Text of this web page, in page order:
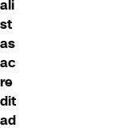
ali
st
as
ac
re
dit
ad